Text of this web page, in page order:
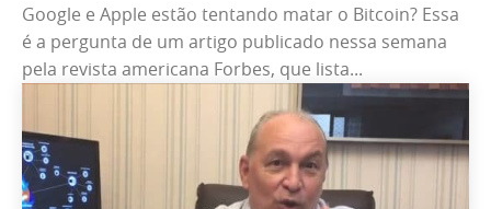
Google e Apple estão tentando matar o Bitcoin? Essa
é a pergunta de um artigo publicado nessa semana
pela revista americana Forbes, que lista...